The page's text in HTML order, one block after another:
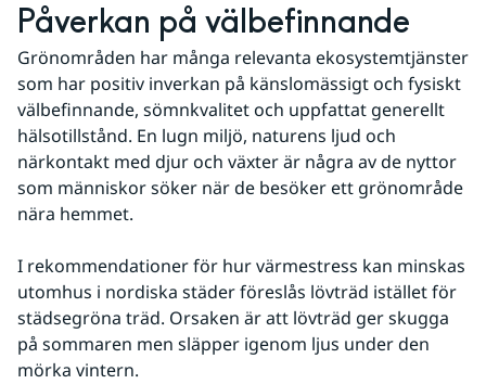
Påverkan på välbefinnande
Grönområden har många relevanta ekosystemtjänster
som har positiv inverkan på känslomässigt och fysiskt
välbefinnande, sömnkvalitet och uppfattat generellt
hälsotillstånd. En lugn miljö, naturens ljud och
närkontakt med djur och växter är några av de nyttor
som människor söker när de besöker ett grönområde
nära hemmet.
I rekommendationer för hur värmestress kan minskas
utomhus i nordiska städer föreslås lövträd istället för
städsegröna träd. Orsaken är att lövträd ger skugga
på sommaren men släpper igenom ljus under den
mörka vintern.